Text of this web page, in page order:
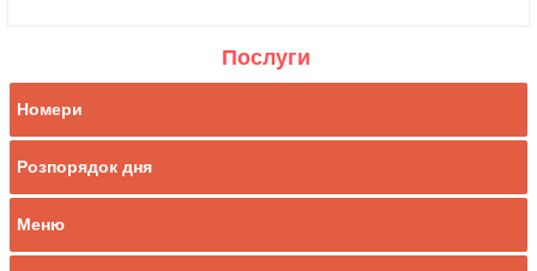
Послуги
Номери
Розпорядок дня
Меню